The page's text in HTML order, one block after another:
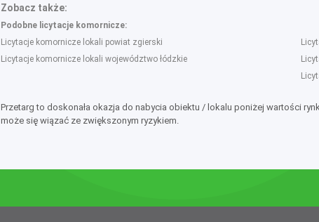
Zobacz także:
Podobne licytacje komornicze:
Licytacje komornicze lokali powiat zgierski
Licytacje komornicze lokali województwo łódzkie
Przetarg to doskonała okazja do nabycia obiektu / lokalu poniżej wartości
może się wiązać ze zwiększonym ryzykiem.